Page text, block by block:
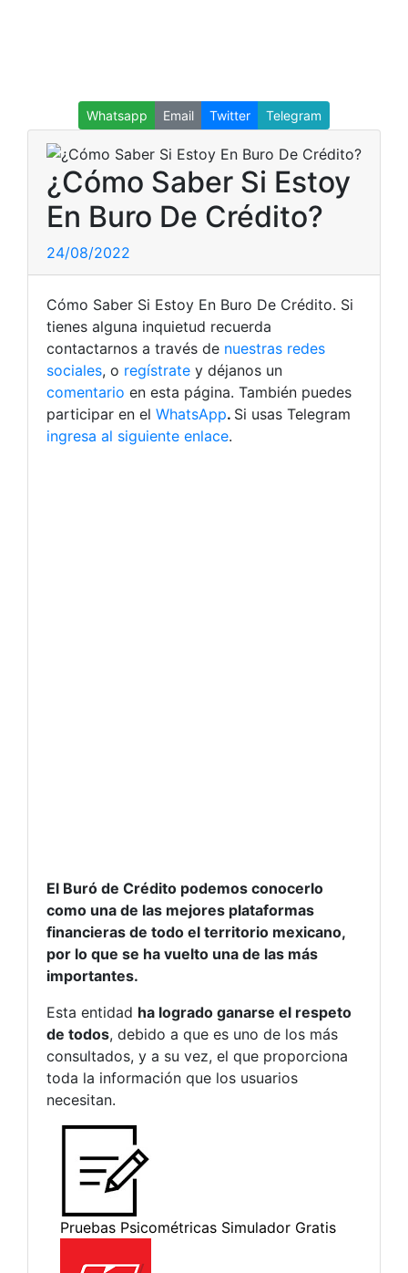
Whatsapp Email Twitter Telegram
¿Cómo Saber Si Estoy
En Buro De Crédito?
24/08/2022
Cómo Saber Si Estoy En Buro De Crédito. Si
tienes alguna inquietud recuerda
contactarnos a través de nuestras redes
sociales, o regístrate y déjanos un
comentario en esta página. También puedes
participar en el WhatsApp. Si usas Telegram
ingresa al siguiente enlace.
El Buró de Crédito podemos conocerlo
como una de las mejores plataformas
financieras de todo el territorio mexicano,
por lo que se ha vuelto una de las más
importantes.
Esta entidad ha logrado ganarse el respeto
de todos, debido a que es uno de los más
consultados, y a su vez, el que proporciona
toda la información que los usuarios
necesitan.